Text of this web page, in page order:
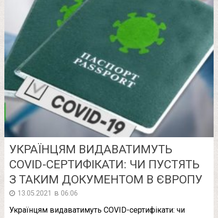
УКРАЇНЦЯМ ВИДАВАТИМУТЬ
COVID-СЕРТИФІКАТИ: ЧИ ПУСТЯТЬ
З ТАКИМ ДОКУМЕНТОМ В ЄВРОПУ
13.05.2021 в 06:06
Українцям видаватимуть COVID-сертифікати: чи